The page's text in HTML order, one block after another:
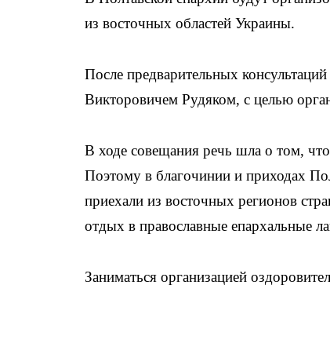
из восточных областей Украины.
После предварительных
Викторовичем Рудяком, с целью
В ходе совещания речь шла о том,
Поэтому в благочинии и приходах
приехали из восточных регионов
отдых в православные епархальные
Заниматься организацией